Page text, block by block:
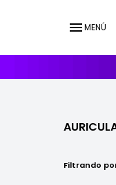
menuMENÚ
Filtrando